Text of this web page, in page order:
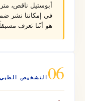
أبوستيل ناقص،
في إمكاننا نشر
هو أنّنا نَعرف
06 التشخيص الطبي